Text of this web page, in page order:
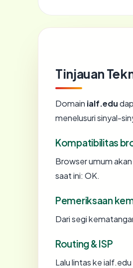
Tinjauan
Domain ialf.edu
menelusuri sinyal-
Kompatibilitas
Browser umum
saat ini: OK.
Pemeriksaan
Dari segi
Routing & ISP
Lalu lintas ke